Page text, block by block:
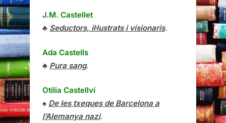
J.M. Castellet
♣ Seductors, il·lustrats i visionaris.
Ada Castells
♣ Pura sang.
Otília Castellví
♠ De les txeques de Barcelona a
l’Alemanya nazi.